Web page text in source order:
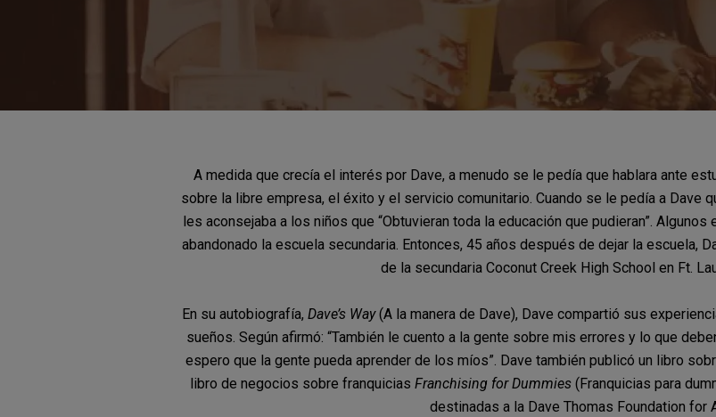
A medida que crecía el interés por Dave, a menudo se le pedía que hablara ante
sobre la libre empresa, el éxito y el servicio comunitario. Cuando se le pedía a Dave
les aconsejaba a los niños que “Obtuvieran toda la educación que pudieran”.
abandonado la escuela secundaria. Entonces, 45 años después de dejar la escuela,
de la secundaria Coconut Creek High School en Ft.
En su autobiografía, Dave’s Way(A la manera de Dave), Dave compartió sus
sueños. Según afirmó: “También le cuento a la gente sobre mis errores y lo que
espero que la gente pueda aprender de los míos”. Dave también publicó un libro
libro de negocios sobre franquicias Franchising for Dummies (Franquicias para
destinadas a la Dave Thomas Foundation for